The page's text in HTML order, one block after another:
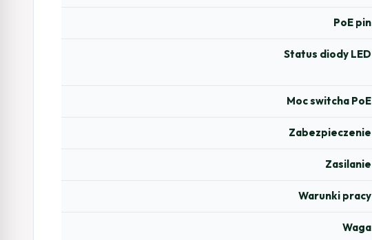
PoE pin
Status diody LED
Moc switcha PoE
Zabezpieczenie
Zasilanie
Warunki pracy
Waga